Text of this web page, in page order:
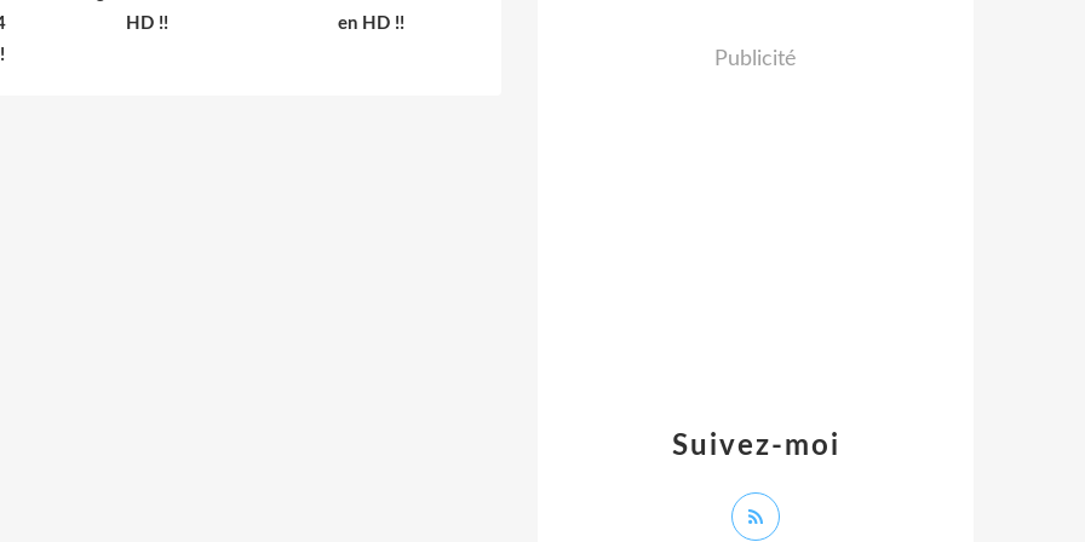
HD !!
en HD !!
Suivez-moi
Publicité